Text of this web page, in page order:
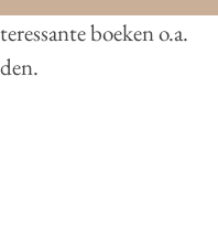
boeken o.a.